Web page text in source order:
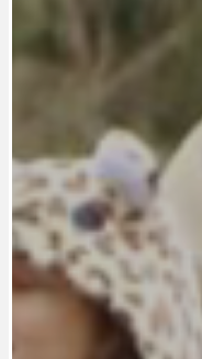
DEZINFORMACE
DOBRÉ ZPRÁVY